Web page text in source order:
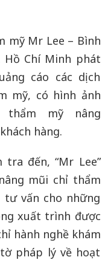
mỹ Mr Lee – Bình
Hồ Chí Minh phát
cáo các dịch
mỹ, có hình ảnh
thẩm mỹ nâng
hàng.
đến, “Mr Lee”
mũi chỉ thẩm
tư vấn cho những
xuất trình được
hành nghề khám
pháp lý về hoạt